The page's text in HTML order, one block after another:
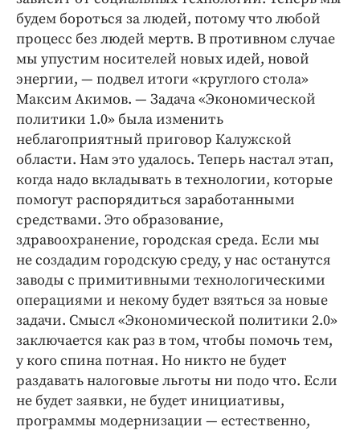
будем бороться за людей, потому что любой
процесс без людей мертв. В противном случае
мы упустим носителей новых идей, новой
энергии, — подвел итоги «круглого стола»
Максим Акимов. — Задача «Экономической
политики 1.0» была изменить
неблагоприятный приговор Калужской
области. Нам это удалось. Теперь настал этап,
когда надо вкладывать в технологии, которые
помогут распорядиться заработанными
средствами. Это образование,
здравоохранение, городская среда. Если мы
не создадим городскую среду, у нас останутся
заводы с примитивными технологическими
операциями и некому будет взяться за новые
задачи. Смысл «Экономической политики 2.0»
заключается как раз в том, чтобы помочь тем,
у кого спина потная. Но никто не будет
раздавать налоговые льготы ни подо что. Если
не будет заявки, не будет инициативы,
программы модернизации — естественно,